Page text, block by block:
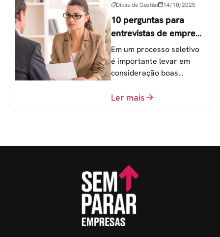
Dicas de Gestão 14/10/2025
10 perguntas para
entrevistas de emprego
que recrutadores não
devem fazer
Em um processo seletivo
é importante levar em
consideração boas
o perfil do profissional e
Ler mais